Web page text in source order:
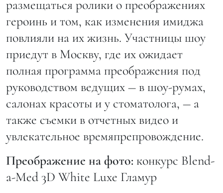
размещаться ролики о преображениях
героинь и том, как изменения имиджа
повлияли на их жизнь. Участницы шоу
приедут в Москву, где их ожидает
полная программа преображения под
руководством ведущих ― в шоу-румах,
салонах красоты и у стоматолога, ― а
также съемки в отчетных видео и
увлекательное времяпрепровождение.
Преображение на фото: конкурс Blend-
a-Med 3D White Luxe Гламур